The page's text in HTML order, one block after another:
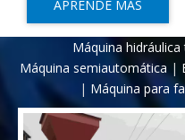
APRENDE MÁS
Máquina
Máquina semiautomática |
| Máquina para